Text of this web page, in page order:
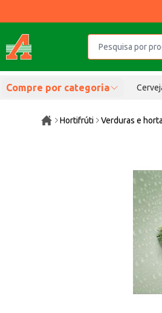
Compre por categoria
Hortifrúti Verduras e